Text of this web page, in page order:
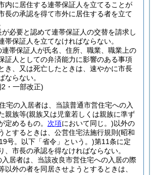
内に居住する連帯保証人を立てることが
長の承認を得て市外に居住する者を立て
が必要と認めて連帯保証人の交替を請求し
帯保証人を立てなければならない。
連帯保証人が氏名、住所、職業、職業上の
証人としての弁済能力に影響のある事項
き、又は死亡したときは、速やかに市長
ならない。
・一部改正)
宅の入居者は、当該普通市営住宅への入
親族等(親族又は児童若しくは親族に準ず
定めるもの。 次項において同じ。)以外の
とするときは、公営住宅法施行規則 (昭和
号。以下「省令」という。)第11条に定
、市長の承認を得なければならない。
居者は、当該改良市営住宅への入居の際
以外の者を同居させようとするときは、